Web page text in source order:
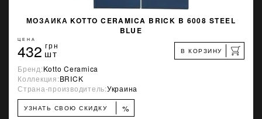
МОЗАИКА KOTTO CERAMICA BRICK B 6008 STEEL
BLUE
ЦЕНА
432 грн
шт В КОРЗИНУ
Бренд:Kotto Ceramica
Коллекция:BRICK
Страна-производитель:Украина
УЗНАТЬ СВОЮ СКИДКУ %